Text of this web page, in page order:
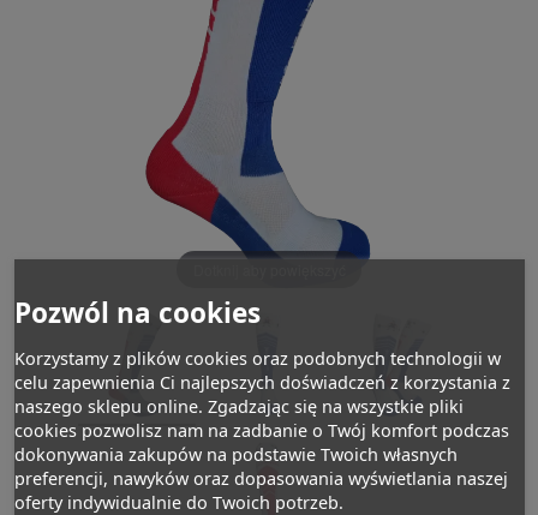
Pozwól na cookies
Korzystamy z plików cookies oraz podobnych technologii w
celu zapewnienia Ci najlepszych doświadczeń z korzystania z
naszego sklepu online. Zgadzając się na wszystkie pliki
cookies pozwolisz nam na zadbanie o Twój komfort podczas
dokonywania zakupów na podstawie Twoich własnych
preferencji, nawyków oraz dopasowania wyświetlania naszej
oferty indywidualnie do Twoich potrzeb.